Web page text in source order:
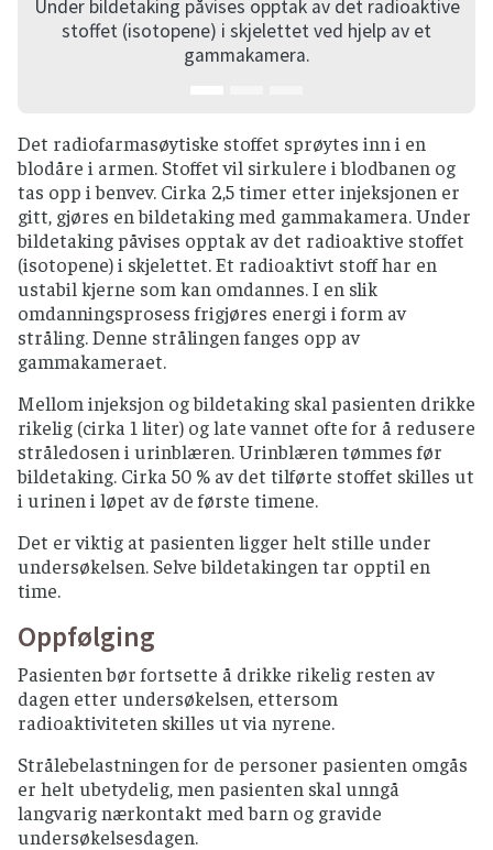
Under bildetaking påvises opptak av det radioaktive
stoffet (isotopene) i skjelettet ved hjelp av et
gammakamera.
Det radiofarmasøytiske stoffet sprøytes inn i en
blodåre i armen. Stoffet vil sirkulere i blodbanen og
tas opp i benvev. Cirka 2,5 timer etter injeksjonen er
gitt, gjøres en bildetaking med gammakamera. Under
bildetaking påvises opptak av det radioaktive stoffet
(isotopene) i skjelettet. Et radioaktivt stoff har en
ustabil kjerne som kan omdannes. I en slik
omdanningsprosess frigjøres energi i form av
stråling. Denne strålingen fanges opp av
gammakameraet.
Mellom injeksjon og bildetaking skal pasienten drikke
rikelig (cirka 1 liter) og late vannet ofte for å redusere
stråledosen i urinblæren. Urinblæren tømmes før
bildetaking. Cirka 50 % av det tilførte stoffet skilles ut
i urinen i løpet av de første timene.
Det er viktig at pasienten ligger helt stille under
undersøkelsen. Selve bildetakingen tar opptil en
time.
Oppfølging
Pasienten bør fortsette å drikke rikelig resten av
dagen etter undersøkelsen, ettersom
radioaktiviteten skilles ut via nyrene.
Strålebelastningen for de personer pasienten omgås
er helt ubetydelig, men pasienten skal unngå
langvarig nærkontakt med barn og gravide
undersøkelsesdagen.